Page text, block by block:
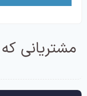
مشتریانی